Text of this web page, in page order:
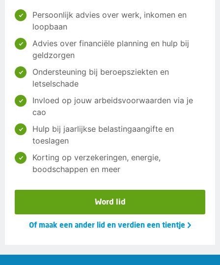
Persoonlijk advies over werk, inkomen en
loopbaan
Advies over financiële planning en hulp bij
geldzorgen
Ondersteuning bij beroepsziekten en
letselschade
Invloed op jouw arbeidsvoorwaarden via je
cao
Hulp bij jaarlijkse belastingaangifte en
toeslagen
Korting op verzekeringen, energie,
boodschappen en meer
Word lid
Of maak een ander lid en verdien een tientje